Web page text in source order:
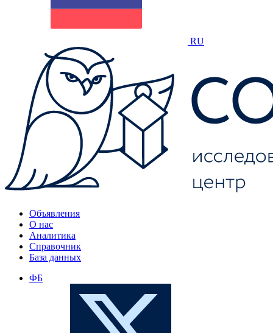
RU
Объявления
О нас
Аналитика
Справочник
База данных
ФБ